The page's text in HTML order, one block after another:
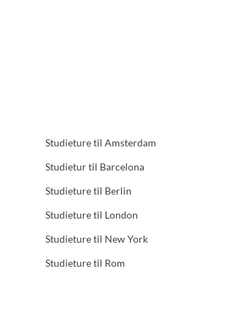
Studieture til Amsterdam
Studietur til Barcelona
Studieture til Berlin
Studieture til London
Studieture til New York
Studieture til Rom